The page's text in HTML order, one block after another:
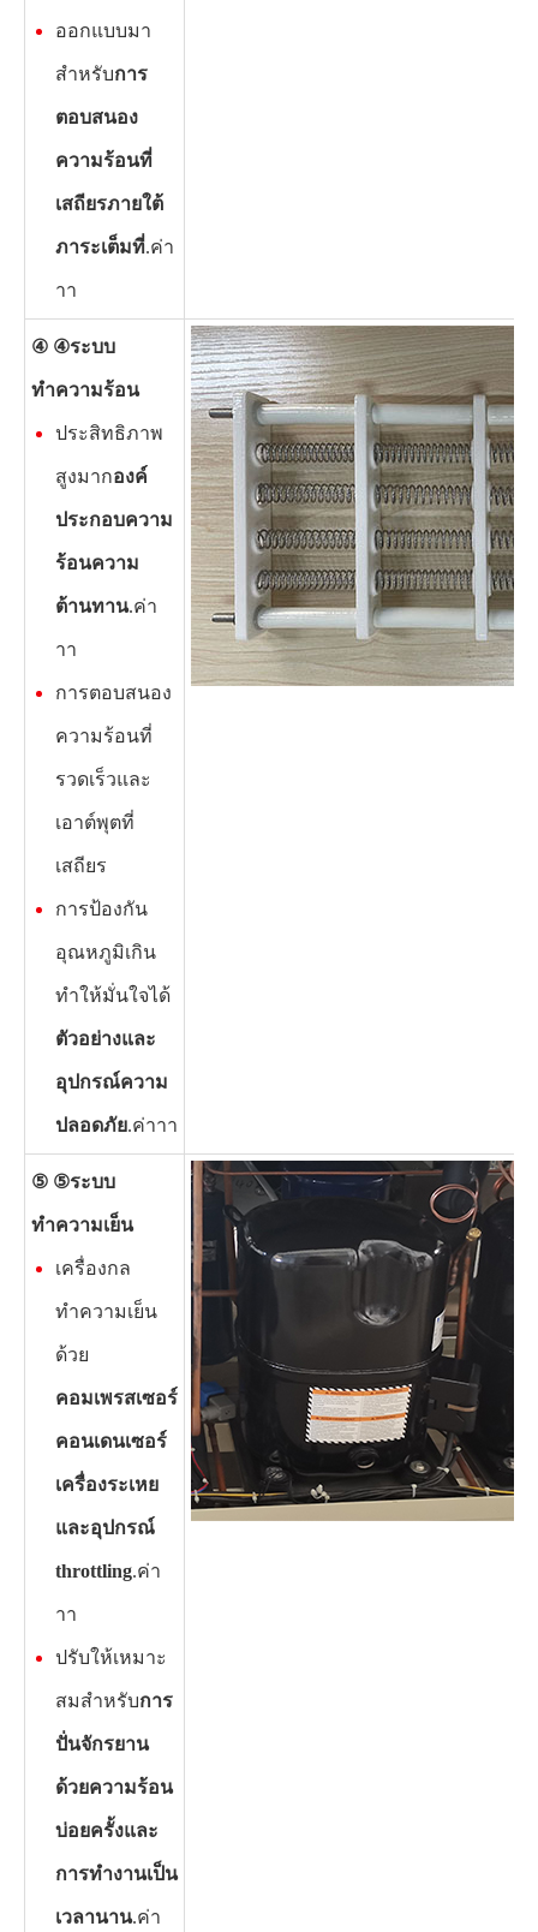
ออกแบบมา
สำหรับการ
ตอบสนอง
ความร้อนที่
เสถียรภายใต้
ภาระเต็มที่.ค่า
าา
④ ④ระบบ
ทำความร้อน
ประสิทธิภาพ
สูงมากองค์
ประกอบความ
ร้อนความ
ต้านทาน.ค่า
าา
การตอบสนอง
ความร้อนที่
รวดเร็วและ
เอาต์พุตที่
เสถียร
การป้องกัน
อุณหภูมิเกิน
ทำให้มั่นใจได้
ตัวอย่างและ
อุปกรณ์ความ
ปลอดภัย.ค่าาา
⑤ ⑤ระบบ
ทำความเย็น
เครื่องกล
ทำความเย็น
ด้วย
คอมเพรสเซอร์
คอนเดนเซอร์
เครื่องระเหย
และอุปกรณ์
throttling.ค่า
าา
ปรับให้เหมาะ
สมสำหรับการ
ปั่นจักรยาน
ด้วยความร้อน
บ่อยครั้งและ
การทำงานเป็น
เวลานาน.ค่า